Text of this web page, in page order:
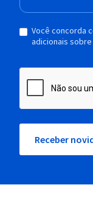
Você concorda
adicionais
Receber